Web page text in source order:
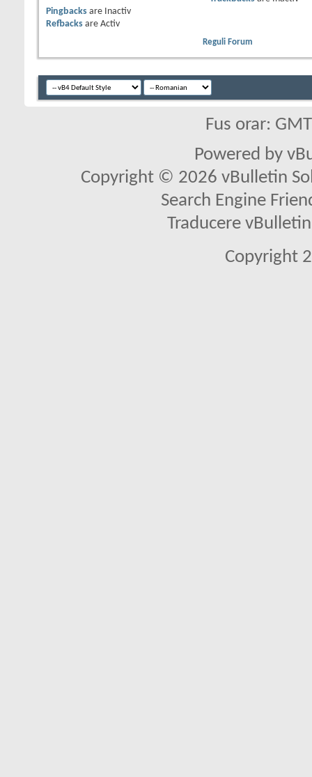
Pingbacks are
Inactiv
Refbacks are Activ
Reguli Forum
Fus orar:
Powered by
Copyright © 2026 vBulletin
Search Engine
Traducere
Copyright